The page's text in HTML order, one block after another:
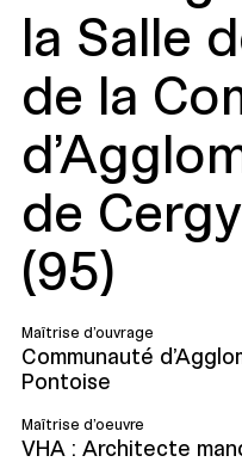
la Salle
de la
de
(95)
Maîtrise d’ouvrage
Communauté
Pontoise
Maîtrise d’oeuvre
VHA : Architecte